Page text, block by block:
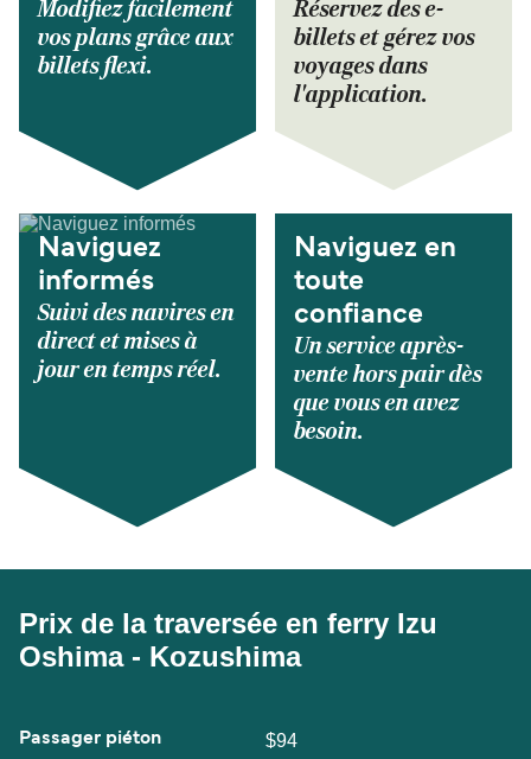
Modifiez facilement
vos plans grâce aux
billets flexi.
Réservez des e-
billets et gérez vos
voyages dans
l'application.
Naviguez
informés
Suivi des navires en
direct et mises à
jour en temps réel.
Naviguez en
toute
confiance
Un service après-
vente hors pair dès
que vous en avez
besoin.
Prix de la traversée en ferry Izu
Oshima - Kozushima
Passager piéton $94